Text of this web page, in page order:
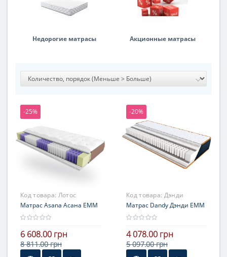
Недорогие матрасы Акционные матрасы
-25%
Код товара: Лотос
Матрас Asana Асана ЕММ
6 608.00 грн
8 811.00 грн
-20%
Код товара: Дэнди
Матрас Dandy Дэнди ЕММ
4 078.00 грн
5 097.00 грн